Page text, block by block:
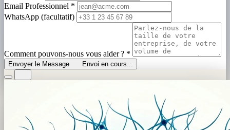
Email Professionnel *
WhatsApp (facultatif)
Comment pouvons-nous vous aider ? *
Envoyer le Message Envoi en cours...